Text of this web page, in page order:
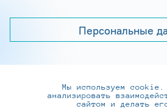
Персональные
+7 (495) 737-6192, 8-
practice@infotecs.ru,
Мы используем cookie.
анализировать
сайтом и делать